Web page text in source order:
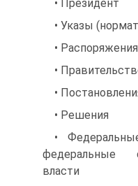
• Президент
• Указы
•
•
•
• Решения
•
федеральные
власти